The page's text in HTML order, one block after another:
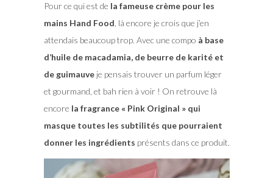
Pour ce qui est de la fameuse crème pour les
mains Hand Food , là encore je crois que j’en
attendais beaucoup trop. Avec une compo à base
d’huile de macadamia, de beurre de karité et
de guimauveje pensais trouver un parfum léger
et gourmand, et bah rien à voir ! On retrouve là
encore la fragrance « Pink Original » qui
masque toutes les subtilités que pourraient
donner les ingrédients présents dans ce produit.